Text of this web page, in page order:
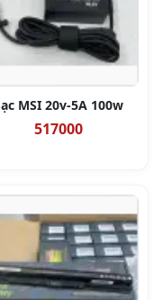
MSI 20v-5A 100w
517000